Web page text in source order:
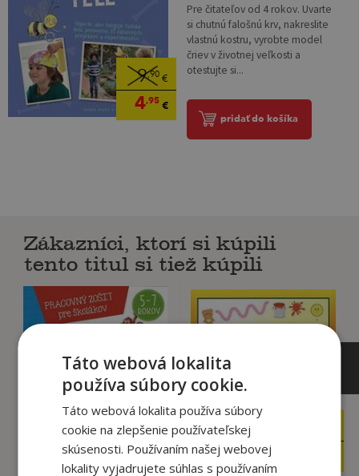
9,90€
4,95€
Pre čitateľov od 4 rokov. Uvarte
si chutnú falošnú krv, nakreslite
vlastnú kostru, vyrobte model
čriev v životnej veľkosti a
otestujte si...
pridať do košíka
Zákazníci, ktorí si kúpili
tento titul si tiež kúpili
7,90€
4,95€
Táto webová lokalita
používa súbory cookie.
Táto webová lokalita používa súbory
cookie na zlepšenie používateľskej
skúsenosti. Používaním našej webovej
lokality vyjadrujete súhlas s používaním